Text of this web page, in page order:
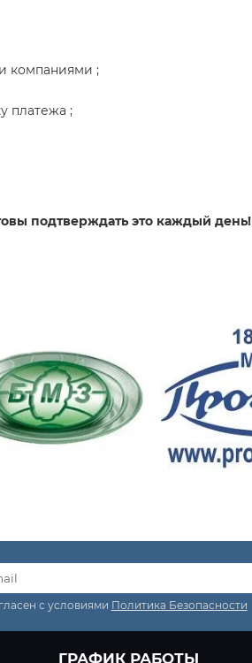
компаниями ;
платежа ;
подтверждать это каждый день!
с условиями Политика Безопасности
ГРАФИК РАБОТЫ